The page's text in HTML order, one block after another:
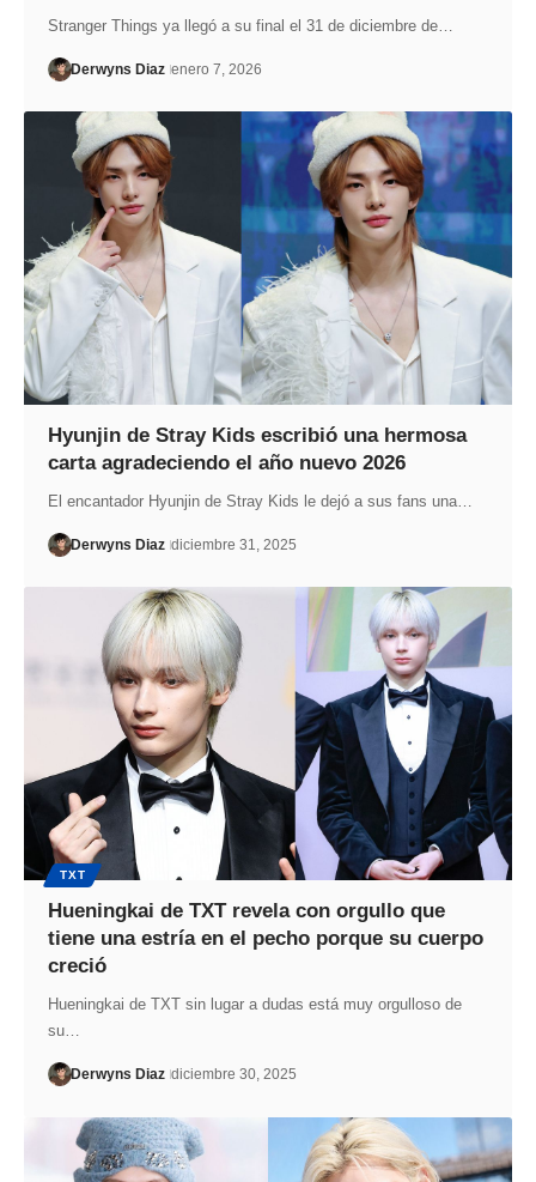
Stranger Things ya llegó a su final el 31 de diciembre de…
Derwyns Diaz enero 7, 2026
Hyunjin de Stray Kids escribió una hermosa
carta agradeciendo el año nuevo 2026
El encantador Hyunjin de Stray Kids le dejó a sus fans una…
Derwyns Diaz diciembre 31, 2025
TXT
Hueningkai de TXT revela con orgullo que
tiene una estría en el pecho porque su cuerpo
creció
Hueningkai de TXT sin lugar a dudas está muy orgulloso de
su…
Derwyns Diaz diciembre 30, 2025